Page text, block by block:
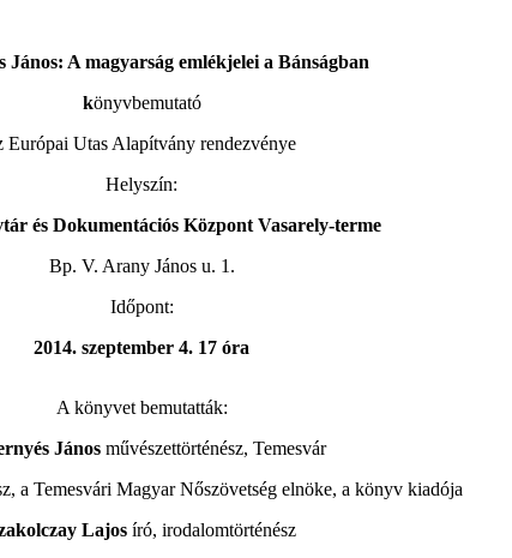
János: A magyarság emlékjelei a Bánságban
könyvbemutató
Európai Utas Alapítvány rendezvénye
Helyszín:
és Dokumentációs Központ Vasarely-terme
Bp. V. Arany János u. 1.
Időpont:
2014. szeptember 4. 17 óra
A könyvet bemutatták:
János művészettörténész, Temesvár
a Temesvári Magyar Nőszövetség elnöke, a könyv kiadója
Lajos író, irodalomtörténész